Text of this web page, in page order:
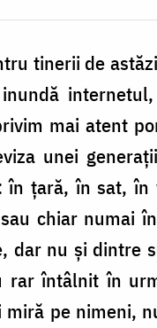
tinerii de
mai atent
unei
în țară, în sat,
chiar numai
dar nu și dintre
rar întâlnit în
pe nimeni,